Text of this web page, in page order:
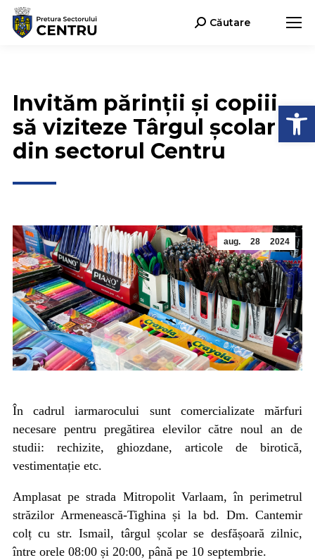
Search:Căutare
Invităm părinții și copiii
să viziteze Târgul școlar
din sectorul Centru
aug. 28 2024
În cadrul iarmarocului sunt comercializate mărfuri
necesare pentru pregătirea elevilor către noul an de
studii: rechizite, ghiozdane, articole de birotică,
vestimentație etc.
Amplasat pe strada Mitropolit Varlaam, în perimetrul
străzilor Armenească-Tighina și la bd. Dm. Cantemir
colț cu str. Ismail, târgul școlar se desfășoară zilnic,
între orele 08:00 și 20:00, până pe 10 septembrie.